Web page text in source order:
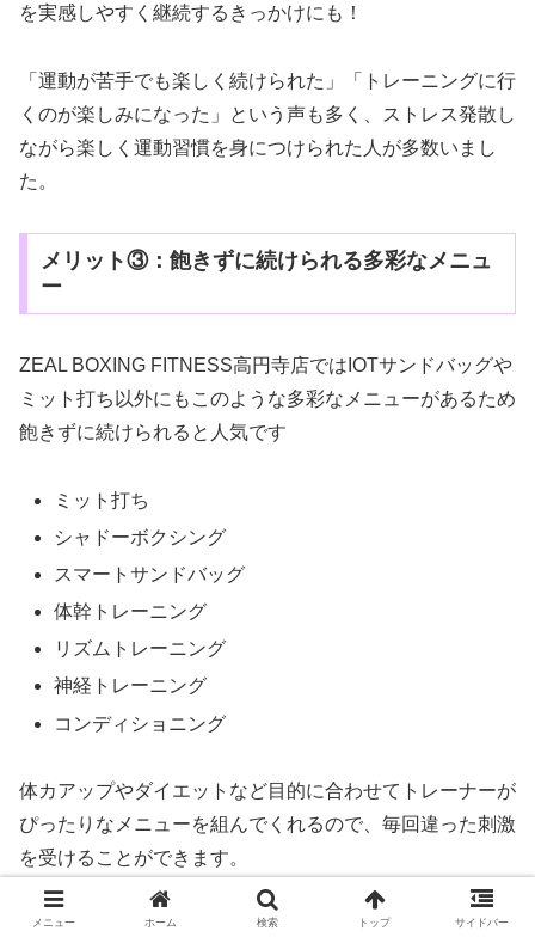
を実感しやすく継続するきっかけにも！
「運動が苦手でも楽しく続けられた」「トレーニングに行
くのが楽しみになった」という声も多く、ストレス発散し
ながら楽しく運動習慣を身につけられた人が多数いまし
た。
メリット③：飽きずに続けられる多彩なメニュ
ー
ZEAL BOXING FITNESS高円寺店ではIOTサンドバッグや
ミット打ち以外にもこのような多彩なメニューがあるため
飽きずに続けられると人気です
ミット打ち
シャドーボクシング
スマートサンドバッグ
体幹トレーニング
リズムトレーニング
神経トレーニング
コンディショニング
体カアップやダイエットなど目的に合わせてトレーナーが
ぴったりなメニューを組んでくれるので、毎回違った刺激
を受けることができます。
メニュー ホーム 検索 トップ サイドバー